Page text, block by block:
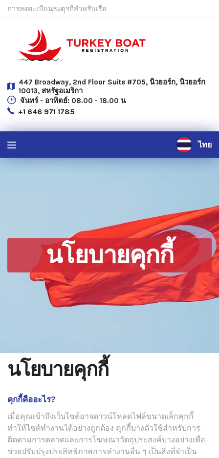
การลงทะเบียนธงตุรกีสำหรับเรือ
447 Broadway, 2nd Floor Suite #705, นิวยอร์ก, นิวยอร์ก
10013, สหรัฐอเมริกา
จันทร์ - อาทิตย์: 08.00 - 18.00 น
+1 646 971 1785
ไทย
นโยบายคุกกี้
นโยบายคุกกี้
คุกกี้คืออะไร?
เมื่อคุณเข้าถึงเว็บไซต์อาจดาวน์โหลดไฟล์ขนาดเล็กคุกกี้
ทำให้ไซต์ทำงานได้อย่างถูกต้อง คุกกี้บางตัวใช้สำหรับการ
ติดตามการตลาดและการโฆษณาวัตถุประสงค์บางอย่างเพื่อ
ช่วยปรับปรุงประสิทธิภาพการทำงานอื่น ๆ เป็นสิ่งที่จำเป็น